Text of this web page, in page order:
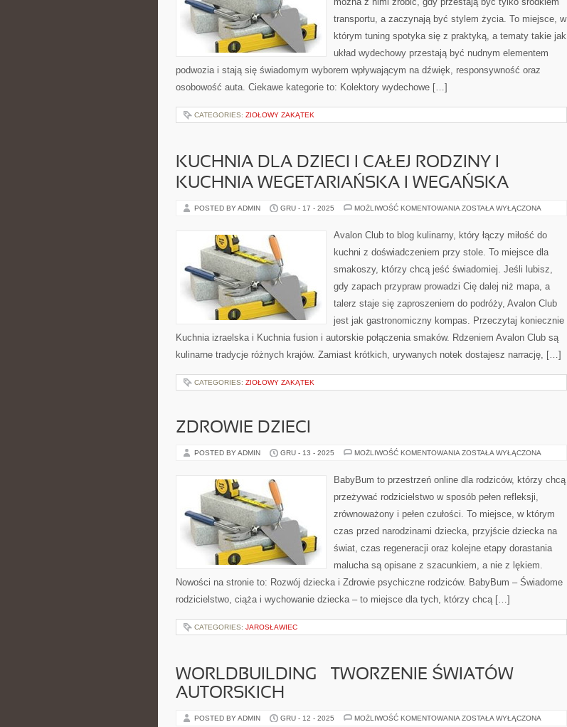
transportu, a zaczynają być stylem życia. To miejsce, w
którym tuning spotyka się z praktyką, a tematy takie jak
układ wydechowy przestają być nudnym elementem
podwozia i stają się świadomym wyborem wpływającym na dźwięk, responsywność oraz
osobowość auta. Ciekawe kategorie to: Kolektory wydechowe […]
CATEGORIES: ZIOŁOWY ZAKĄTEK
KUCHNIA DLA DZIECI I CAŁEJ RODZINY I
KUCHNIA WEGETARIAŃSKA I WEGAŃSKA
POSTED BY ADMIN GRU - 17 - 2025 MOŻLIWOŚĆ KOMENTOWANIA KUCHNIA
CAŁEJ
WEGETARIAŃSKA
WEGAŃSKA
ZOSTAŁA WYŁĄCZONA
Avalon Club to blog kulinarny, który łączy miłość do
kuchni z doświadczeniem przy stole. To miejsce dla
smakoszy, którzy chcą jeść świadomiej. Jeśli lubisz,
gdy zapach przypraw prowadzi Cię dalej niż mapa, a
talerz staje się zaproszeniem do podróży, Avalon Club
jest jak gastronomiczny kompas. Przeczytaj koniecznie
Kuchnia izraelska i Kuchnia fusion i autorskie połączenia smaków. Rdzeniem Avalon Club są
kulinarne tradycje różnych krajów. Zamiast krótkich, urywanych notek dostajesz narrację, […]
CATEGORIES: ZIOŁOWY ZAKĄTEK
ZDROWIE DZIECI
POSTED BY ADMIN GRU - 13 - 2025 MOŻLIWOŚĆ KOMENTOWANIA ZDROWIE
ZOSTAŁA WYŁĄCZONA
BabyBum to przestrzeń online dla rodziców, którzy chcą
przeżywać rodzicielstwo w sposób pełen refleksji,
zrównoważony i pełen czułości. To miejsce, w którym
czas przed narodzinami dziecka, przyjście dziecka na
świat, czas regeneracji oraz kolejne etapy dorastania
malucha są opisane z szacunkiem, a nie z lękiem.
Nowości na stronie to: Rozwój dziecka i Zdrowie psychiczne rodziców. BabyBum – Świadome
rodzicielstwo, ciąża i wychowanie dziecka – to miejsce dla tych, którzy chcą […]
CATEGORIES: JAROSŁAWIEC
WORLDBUILDING – TWORZENIE ŚWIATÓW
AUTORSKICH
POSTED BY ADMIN GRU - 12 - 2025 MOŻLIWOŚĆ KOMENTOWANIA WORLDBUILDING
ZOSTAŁA WYŁĄCZONA